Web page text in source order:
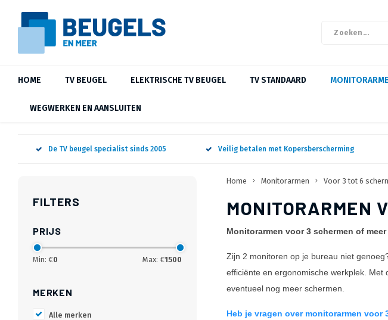
HOME TV BEUGEL ELEKTRISCHE TV BEUGEL TV STANDAARD
WEGWERKEN EN AANSLUITEN
De TV beugel specialist sinds 2005 Veilig betalen met Kopersberscherming
FILTERS
PRIJS
Min: €0 Max: €1500
MERKEN
Alle merken
Home Monitorarmen Voor 3 tot 6
MONITORARMEN
Monitorarmen voor 3 schermen of
Zijn 2 monitoren op je bureau niet
efficiënte en ergonomische werkplek.
eventueel nog meer schermen.
Heb je vragen over monitorarmen voor